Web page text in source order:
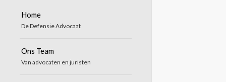
Home
De Defensie Advocaat
Ons Team
Van advocaten en juristen